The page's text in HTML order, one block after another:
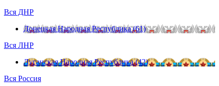
Вся ДНР
Донецкая Народная Республика (61)
Вся ЛНР
Луганская Народная Республика (42)
Вся Россия